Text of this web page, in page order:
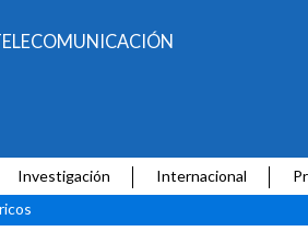
Investigación Internacional